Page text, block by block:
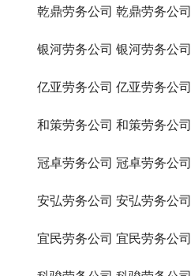
乾鼎劳务公司 乾鼎劳务公司
银河劳务公司 银河劳务公司
亿亚劳务公司 亿亚劳务公司
和策劳务公司 和策劳务公司
冠卓劳务公司 冠卓劳务公司
安弘劳务公司 安弘劳务公司
宜民劳务公司 宜民劳务公司